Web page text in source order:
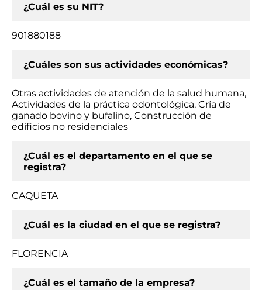
¿Cuál es su NIT?
901880188
¿Cuáles son sus actividades económicas?
Otras actividades de atención de la salud humana,
Actividades de la práctica odontológica, Cría de
ganado bovino y bufalino, Construcción de
edificios no residenciales
¿Cuál es el departamento en el que se
registra?
CAQUETA
¿Cuál es la ciudad en el que se registra?
FLORENCIA
¿Cuál es el tamaño de la empresa?